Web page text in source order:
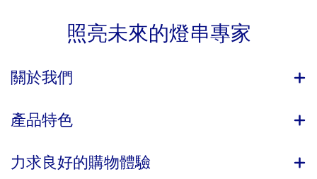
照亮未來的燈串專家
關於我們
產品特色
力求良好的購物體驗